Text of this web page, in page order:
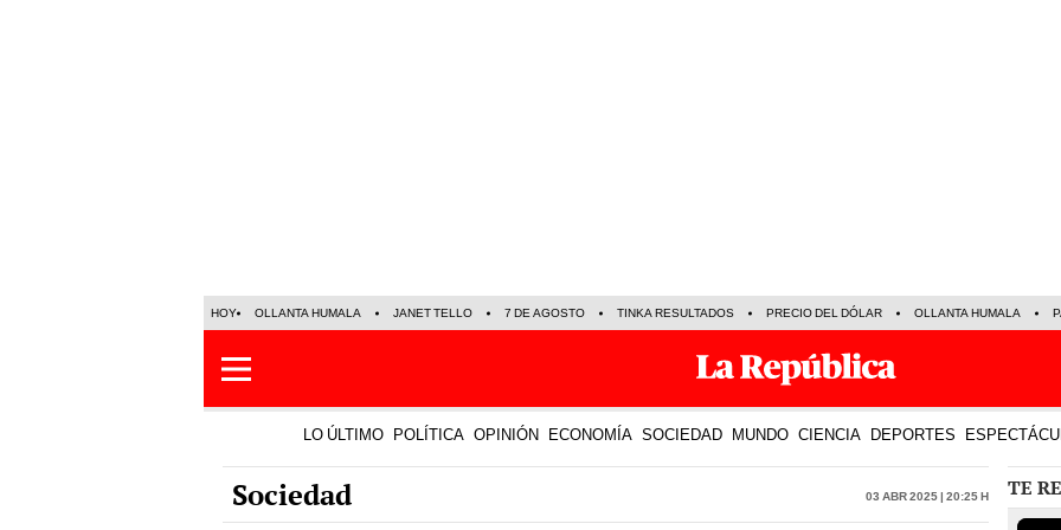
HOY OLLANTA HUMALA JANET TELLO 7 DE AGOSTO TINKA RESULTADOS PRECIO DEL DÓLAR OLLANTA HUMALA
LO ÚLTIMO POLÍTICA OPINIÓN ECONOMÍA SOCIEDAD MUNDO CIENCIA DEPORTES
Sociedad 03 Abr 2025 | 20:25 h TE